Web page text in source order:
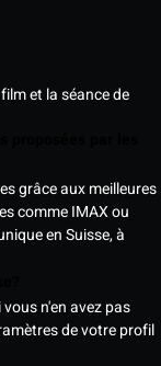
et la séance de
grâce aux meilleures
comme IMAX ou
en Suisse, à
n'en avez pas
de votre profil